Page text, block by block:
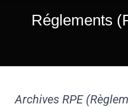
Réglements
Archives RPE